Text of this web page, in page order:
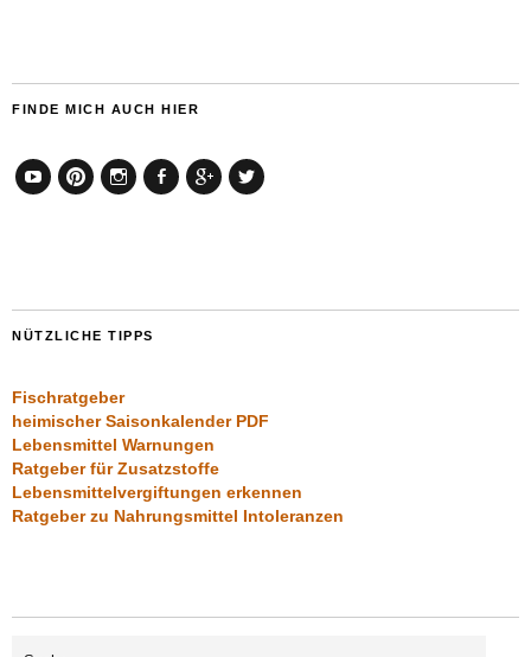
FINDE MICH AUCH HIER
NÜTZLICHE TIPPS
Fischratgeber
heimischer Saisonkalender PDF
Lebensmittel Warnungen
Ratgeber für Zusatzstoffe
Lebensmittelvergiftungen erkennen
Ratgeber zu Nahrungsmittel Intoleranzen